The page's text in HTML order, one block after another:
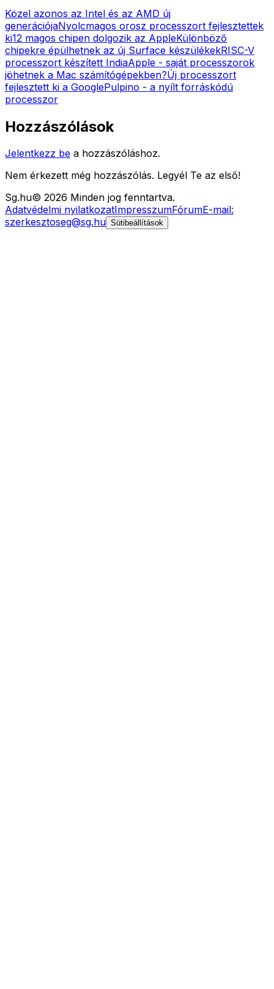
Közel azonos az Intel és az AMD új
generációjaNyolcmagos orosz processzort fejlesztettek
ki12 magos chipen dolgozik az AppleKülönböző
chipekre épülhetnek az új Surface készülékekRISC-V
processzort készített IndiaApple - saját processzorok
jöhetnek a Mac számítógépekben?Új processzort
fejlesztett ki a GooglePulpino - a nyílt forráskódú
processzor
Hozzászólások
Jelentkezz be a hozzászóláshoz.
Nem érkezett még hozzászólás. Legyél Te az első!
Sg.hu© 2026 Minden jog fenntartva.
Adatvédelmi nyilatkozatImpresszumFórumE-mail:
szerkesztoseg@sg.hu Sütibeállítások